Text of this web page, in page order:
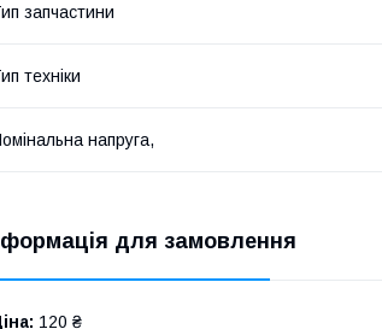
запчастини
техніки
напруга,
для замовлення
120 ₴